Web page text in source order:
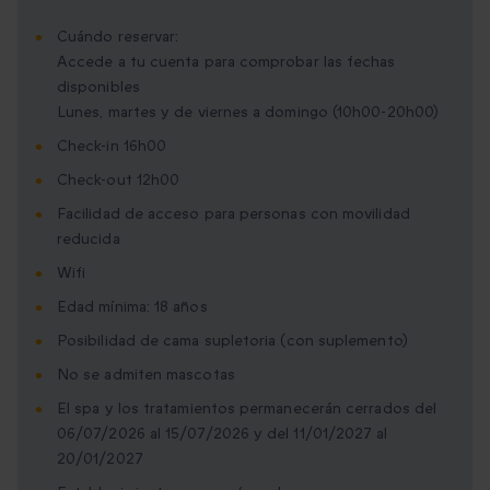
Cuándo reservar:
Accede a tu cuenta para comprobar las fechas
disponibles
Lunes, martes y de viernes a domingo (10h00-20h00)
Check-in 16h00
Check-out 12h00
Facilidad de acceso para personas con movilidad
reducida
Wifi
Edad mínima: 18 años
Posibilidad de cama supletoria (con suplemento)
No se admiten mascotas
El spa y los tratamientos permanecerán cerrados del
06/07/2026 al 15/07/2026 y del 11/01/2027 al
20/01/2027